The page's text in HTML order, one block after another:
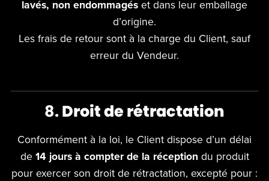
lavés, non endommagés et dans leur emballage
d’origine.
Les frais de retour sont à la charge du Client, sauf
erreur du Vendeur.
8.Droit de rétractation
Conformément à la loi, le Client dispose d’un délai
de 14 jours à compter de la réception du produit
pour exercer son droit de rétractation, excepté pour :